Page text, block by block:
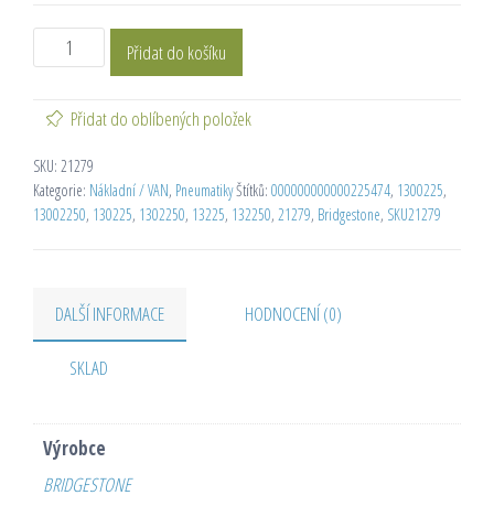
Přidat do košíku
Přidat do oblíbených položek
SKU: 21279
Kategorie: Nákladní / VAN, PneumatikyŠtítků: 000000000000225474, 1300225,
13002250, 130225, 1302250, 13225, 132250, 21279, Bridgestone, SKU21279
DALŠÍ INFORMACE HODNOCENÍ (0)
SKLAD
Výrobce
BRIDGESTONE